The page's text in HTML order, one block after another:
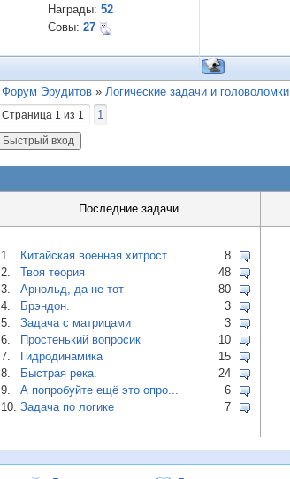
Награды: 52
Совы: 27
Форум Эрудитов » Логические задачи и головоломки
Страница 1 из 1
1
Последние задачи
1. Китайская военная хитрост...
8
2.
Твоя теория
48
3.
Арнольд, да не тот
80
4.
Брэндон.
3
5.
Задача с матрицами
3
6.
Простенький вопросик
10
7.
Гидродинамика
15
8.
Быстрая река.
24
9.
А попробуйте ещё это опро...
6
10. Задача по логике 7